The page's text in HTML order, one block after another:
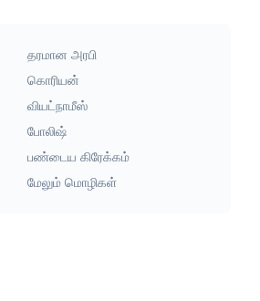
தரமான அரபி
கொரியன்
வியட்நாமீஸ்
போலிஷ்
பண்டைய கிரேக்கம்
மேலும் மொழிகள்